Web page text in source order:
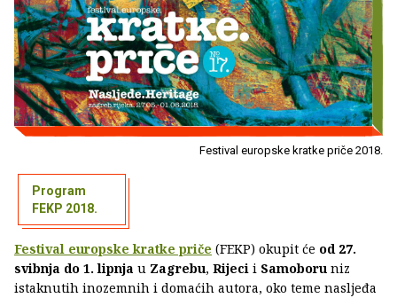
Festival europske kratke priče 2018.
Program
FEKP 2018.
Festival europske kratke priče (FEKP) okupit će od 27.
svibnja do 1. lipnja u Zagrebu, Rijeci i Samoboru niz
istaknutih inozemnih i domaćih autora, oko teme nasljeđa